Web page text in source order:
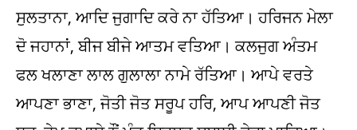
ਸੁਲਤਾਨਾ, ਆਦਿ ਜੁਗਾਦਿ ਕਰੇ ਨਾ ਹੱਤਿਆ। ਹਰਿਜਨ ਮੇਲਾ
ਦੋ ਜਹਾਨਾਂ, ਬੀਜ ਬੀਜੇ ਆਤਮ ਵਤਿਆ। ਕਲਜੁਗ ਅੰਤਮ
ਫਲ ਖਲਾਣਾ ਲਾਲ ਗੁਲਾਲਾ ਨਾਮੇ ਰੱਤਿਆ। ਆਪੇ ਵਰਤੇ
ਆਪਣਾ ਭਾਣਾ, ਜੋਤੀ ਜੋਤ ਸਰੂਪ ਹਰਿ, ਆਪ ਆਪਣੀ ਜੋਤ